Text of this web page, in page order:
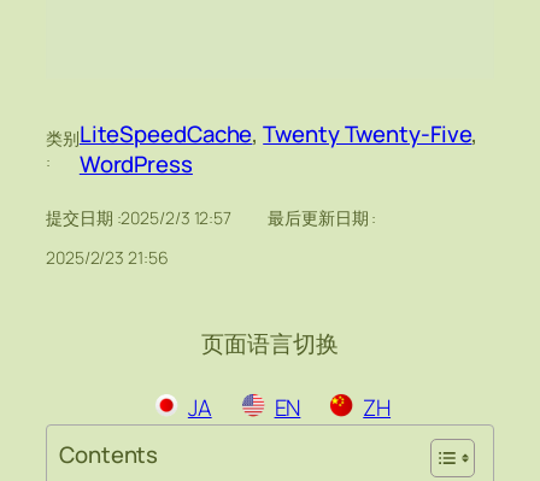
类别
:
LiteSpeedCache, Twenty Twenty-Five
WordPress
提交日期 :2025/2/3 12:57
最后更新日期 :
2025/2/23 21:56
页面语言切换
EN
JA
ZH
Contents